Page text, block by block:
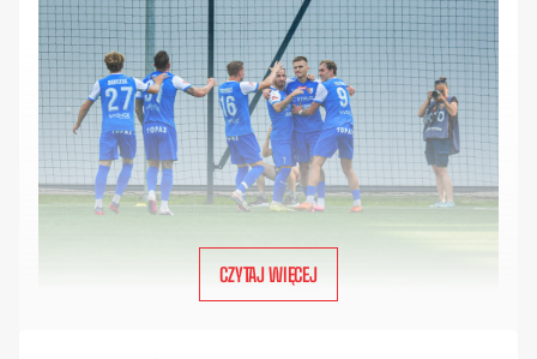
CZYTAJ WIĘCEJ